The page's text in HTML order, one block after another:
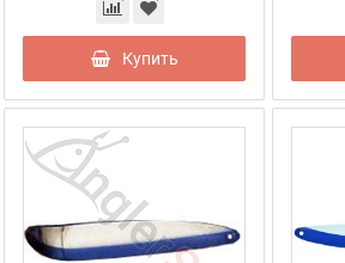
Купить